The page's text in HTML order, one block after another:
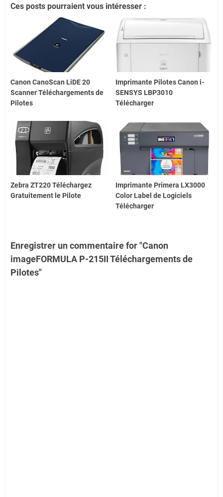
Ces posts pourraient vous intéresser :
Canon CanoScan LiDE 20
Scanner Téléchargements de
Pilotes
Imprimante Pilotes Canon i-
SENSYS LBP3010
Télécharger
Zebra ZT220 Téléchargez
Gratuitement le Pilote
Imprimante Primera LX3000
Color Label de Logiciels
Télécharger
Enregistrer un commentaire for "Canon
imageFORMULA P-215II Téléchargements de
Pilotes"